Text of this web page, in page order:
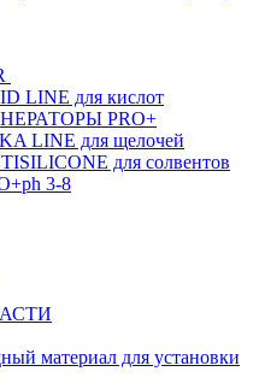
LINE для кислот
PRO+
LINE для щелочей
для солвентов
3-8
материал для установки